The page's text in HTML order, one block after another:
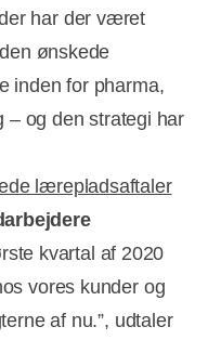
har der været
ønskede
inden for pharma,
– og den strategi har
lærepladsaftaler
kvartal af 2020
vores kunder og
af nu.”, udtaler